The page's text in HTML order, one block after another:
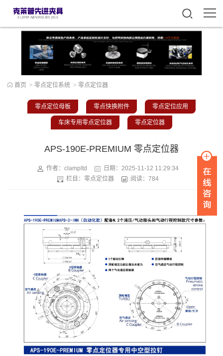
首页 > 零点定位系统 > 零点定位器
零点定位母板 零点快换附件 零点定位应用
车床专用零点定位器 零点定位器
APS-190E-PREMIUM 零点定位器
作者：clampltd 日期： 2025-11-12 11:29:34
栏目： 零点定位器 阅读：784